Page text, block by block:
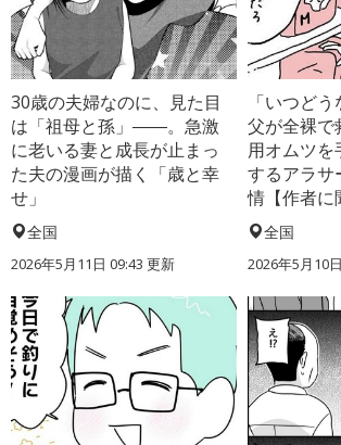
30歳の夫婦なのに、見た目
は「祖母と孫」――。急激
に老いる妻と成長が止まっ
た夫の漫画が描く「歳と幸
せ」
全国
2026年5月11日 09:43 更新
「いつど
父が全裸
用オムツを
するアラサ
情【作者に
全国
2026年5月10